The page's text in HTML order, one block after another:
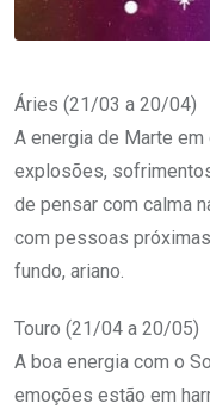
Áries (21/03 a 20/04)
A energia de Marte
explosões,
de pensar com calma
com pessoas
fundo, ariano.
Touro (21/04 a 20/05)
A boa energia com o
emoções estão em